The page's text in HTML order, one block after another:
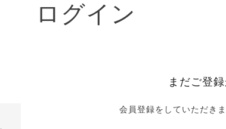
ログイン
まだご登
会員登録をしていただき